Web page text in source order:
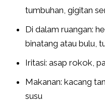
tumbuhan, gigitan
Di dalam ruangan:
binatang atau bulu,
Iritasi: asap rokok,
Makanan: kacang
susu